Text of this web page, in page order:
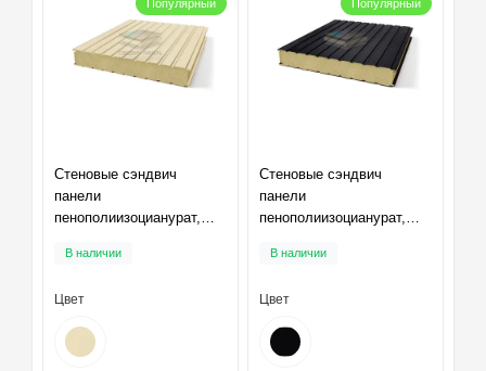
Популярный
Стеновые сэндвич
панели
пенополиизоцианурат,
толщина 10 мм, RAL1015
В наличии
Цвет
Популярный
Стеновые сэндвич
панели
пенополиизоцианурат,
толщина 10 мм, RAL9005
В наличии
Цвет